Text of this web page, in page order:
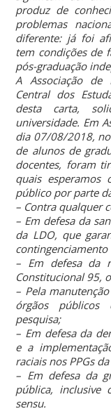
produz de
problemas
diferente: já foi
tem condições de
pós-graduação
A Associação de
Central dos
desta carta,
universidade. Em
dia 07/08/2018,
de alunos de
docentes, foram
quais esperamos
público por parte
– Contra qualquer
– Em defesa da
da LDO, que
contingenciamento
– Em defesa da
Constitucional 95,
– Pela
órgãos
pesquisa;
– Em defesa da
e a
raciais nos PPGs
– Em defesa da
pública, inclusive
sensu.